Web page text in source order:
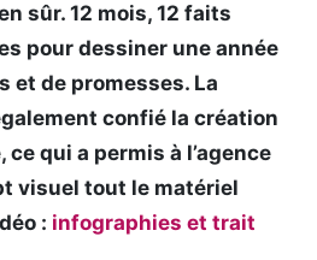
sûr. 12 mois, 12 faits
pour dessiner une année
et de promesses. La
confié la création
qui a permis à l’agence
visuel tout le matériel
: infographies et trait